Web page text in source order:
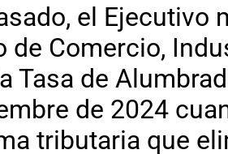
el
de Comercio,
Tasa de
de 2024
tributaria que